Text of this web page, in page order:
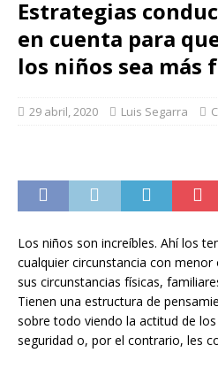
Estrategias
en cuenta para
los niños sea más
29 abril, 2020 Luis Segarra
Los niños son increíbles. Ahí los
cualquier circunstancia con
sus circunstancias físicas,
Tienen una estructura de
sobre todo viendo la actitud de
seguridad o, por el contrario, les